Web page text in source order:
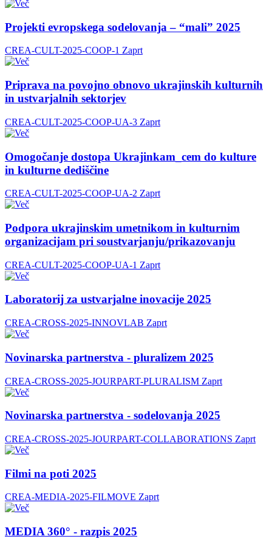
Projekti evropskega sodelovanja – “mali” 2025
CREA-CULT-2025-COOP-1 Zaprt
Priprava na povojno obnovo ukrajinskih kulturnih
in ustvarjalnih sektorjev
CREA-CULT-2025-COOP-UA-3 Zaprt
Omogočanje dostopa Ukrajinkam_cem do kulture
in kulturne dediščine
CREA-CULT-2025-COOP-UA-2 Zaprt
Podpora ukrajinskim umetnikom in kulturnim
organizacijam pri soustvarjanju/prikazovanju
CREA-CULT-2025-COOP-UA-1 Zaprt
Laboratorij za ustvarjalne inovacije 2025
CREA-CROSS-2025-INNOVLAB Zaprt
Novinarska partnerstva - pluralizem 2025
CREA-CROSS-2025-JOURPART-PLURALISM Zaprt
Novinarska partnerstva - sodelovanja 2025
CREA-CROSS-2025-JOURPART-COLLABORATIONS Zaprt
Filmi na poti 2025
CREA-MEDIA-2025-FILMOVE Zaprt
MEDIA 360° - razpis 2025